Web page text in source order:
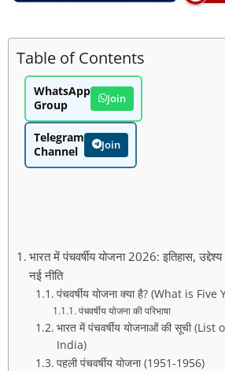
Table of Contents
WhatsApp
Group
Join
Telegram
Channel
Join
भारत में पंचवर्षीय योजना 2026: इतिहास,
नई नीति
पंचवर्षीय योजना क्या है? (What is
पंचवर्षीय योजना की परिभाषा
भारत में पंचवर्षीय योजनाओं की सूची
India)
पहली पंचवर्षीय योजना (1951-1956)